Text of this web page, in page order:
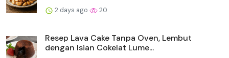
2 days ago 20
Resep Lava Cake Tanpa Oven, Lembut
dengan Isian Cokelat Lume...